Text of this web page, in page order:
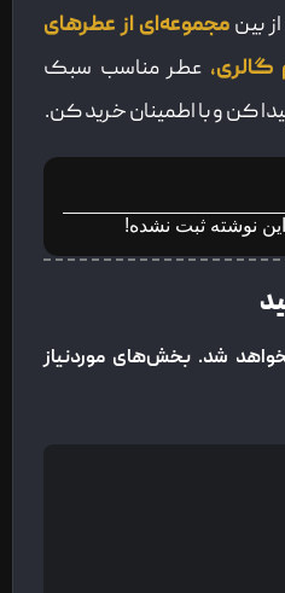
بین مجموعه‌ای از عطرهای
گالری، عطر مناسب سبک
کن و با اطمینان خرید کن.
نوشته ثبت نشده!
شد. بخش‌های موردنیاز